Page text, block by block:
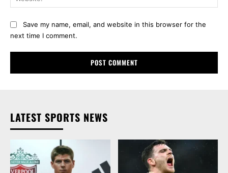
Save my name, email, and website in this browser for the
next time I comment.
LATEST SPORTS NEWS